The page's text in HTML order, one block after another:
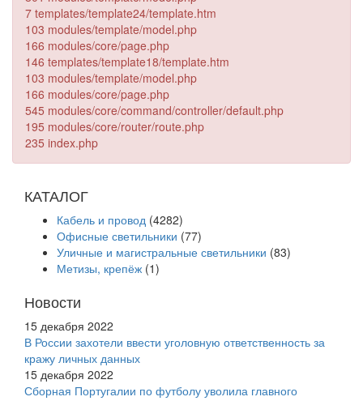
7 templates/template24/template.htm
103 modules/template/model.php
166 modules/core/page.php
146 templates/template18/template.htm
103 modules/template/model.php
166 modules/core/page.php
545 modules/core/command/controller/default.php
195 modules/core/router/route.php
235 index.php
КАТАЛОГ
Кабель и провод (4282)
Офисные светильники (77)
Уличные и магистральные светильники (83)
Метизы, крепёж (1)
Новости
15 декабря 2022
В России захотели ввести уголовную ответственность за
кражу личных данных
15 декабря 2022
Сборная Португалии по футболу уволила главного